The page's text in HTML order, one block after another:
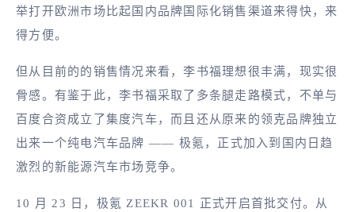
举打开欧洲市场比起国内品牌国际化销售渠道来得快，来
得方便。
但从目前的的销售情况来看，李书福理想很丰满，现实很
骨感。有鉴于此，李书福采取了多条腿走路模式，不单与
百度合资成立了集度汽车，而且还从原来的领克品牌独立
出来一个纯电汽车品牌 —— 极氪，正式加入到国内日趋
激烈的新能源汽车市场竞争。
10 月 23 日，极氪 ZEEKR 001 正式开启首批交付。从